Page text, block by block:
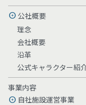
公社概要
理念
会社概要
沿革
公式キャラクター紹
事業内容
自社施設運営事業